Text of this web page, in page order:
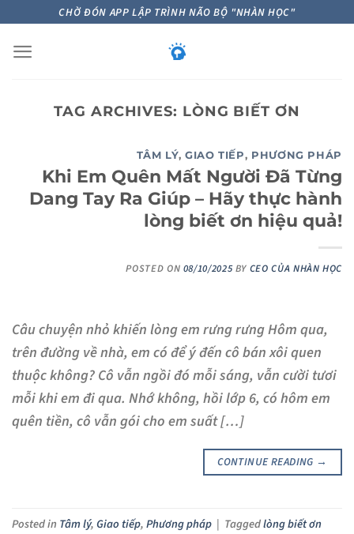
content
CHỜ ĐÓN APP LẬP TRÌNH NÃO BỘ "NHÀN HỌC"
TAG ARCHIVES: LÒNG BIẾT ƠN
TÂM LÝ, GIAO TIẾP, PHƯƠNG PHÁP
Khi Em Quên Mất Người Đã Từng
Dang Tay Ra Giúp – Hãy thực hành
lòng biết ơn hiệu quả!
POSTED ON 08/10/2025 BY CEO CỦA NHÀN HỌC
Câu chuyện nhỏ khiến lòng em rưng rưng Hôm qua,
trên đường về nhà, em có để ý đến cô bán xôi quen
thuộc không? Cô vẫn ngồi đó mỗi sáng, vẫn cười tươi
mỗi khi em đi qua. Nhớ không, hồi lớp 6, có hôm em
quên tiền, cô vẫn gói cho em suất […]
CONTINUE READING →
Posted in Tâm lý,Giao tiếp,Phương pháp | Taggedlòng biết ơn